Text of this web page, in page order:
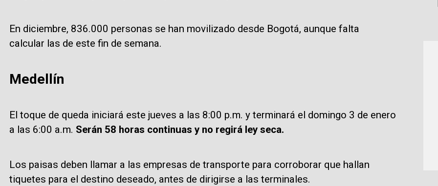
En diciembre, 836.000 personas se han movilizado desde Bogotá, aunque falta
calcular las de este fin de semana.
Medellín
El toque de queda iniciará este jueves a las 8:00 p.m. y terminará el domingo 3 de enero
a las 6:00 a.m. Serán 58 horas continuas y no regirá ley seca.
Los paisas deben llamar a las empresas de transporte para corroborar que hallan
tiquetes para el destino deseado, antes de dirigirse a las terminales.